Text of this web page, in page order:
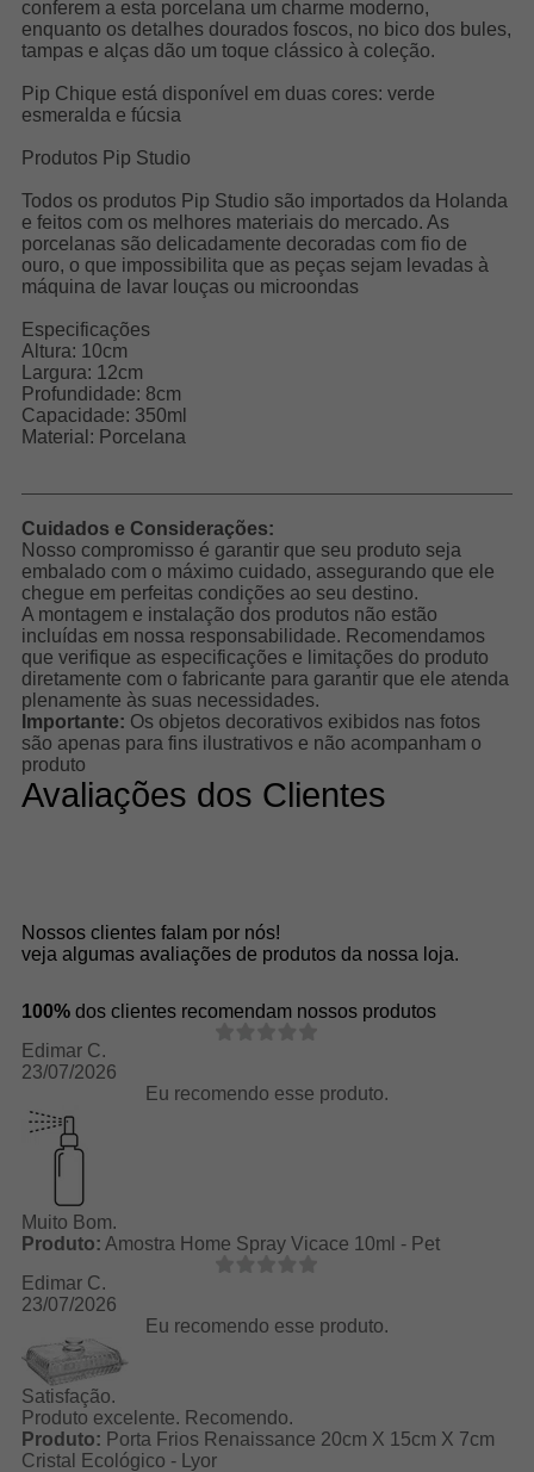
conferem a esta porcelana um charme moderno,
enquanto os detalhes dourados foscos, no bico dos bules,
tampas e alças dão um toque clássico à coleção.
Pip Chique está disponível em duas cores: verde
esmeralda e fúcsia
Produtos Pip Studio
Todos os produtos Pip Studio são importados da Holanda
e feitos com os melhores materiais do mercado. As
porcelanas são delicadamente decoradas com fio de
ouro, o que impossibilita que as peças sejam levadas à
máquina de lavar louças ou microondas
Especificações
Altura: 10cm
Largura: 12cm
Profundidade: 8cm
Capacidade: 350ml
Material: Porcelana
Cuidados e Considerações:
Nosso compromisso é garantir que seu produto seja
embalado com o máximo cuidado, assegurando que ele
chegue em perfeitas condições ao seu destino.
A montagem e instalação dos produtos não estão
incluídas em nossa responsabilidade. Recomendamos
que verifique as especificações e limitações do produto
diretamente com o fabricante para garantir que ele atenda
plenamente às suas necessidades.
Importante: Os objetos decorativos exibidos nas fotos
são apenas para fins ilustrativos e não acompanham o
produto
Avaliações dos Clientes
Nossos clientes falam por nós!
veja algumas avaliações de produtos da nossa loja.
100% dos clientes recomendam nossos produtos
Edimar C.
23/07/2026
Eu recomendo esse produto.
Muito Bom.
Produto: Amostra Home Spray Vicace 10ml - Pet
Edimar C.
23/07/2026
Eu recomendo esse produto.
Satisfação.
Produto excelente. Recomendo.
Produto: Porta Frios Renaissance 20cm X 15cm X 7cm
Cristal Ecológico - Lyor